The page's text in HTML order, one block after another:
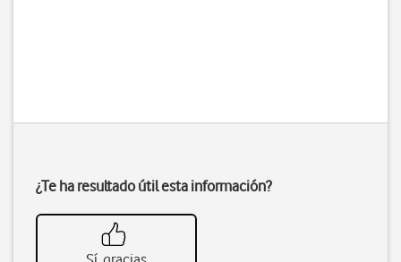
¿Te ha resultado útil esta información?